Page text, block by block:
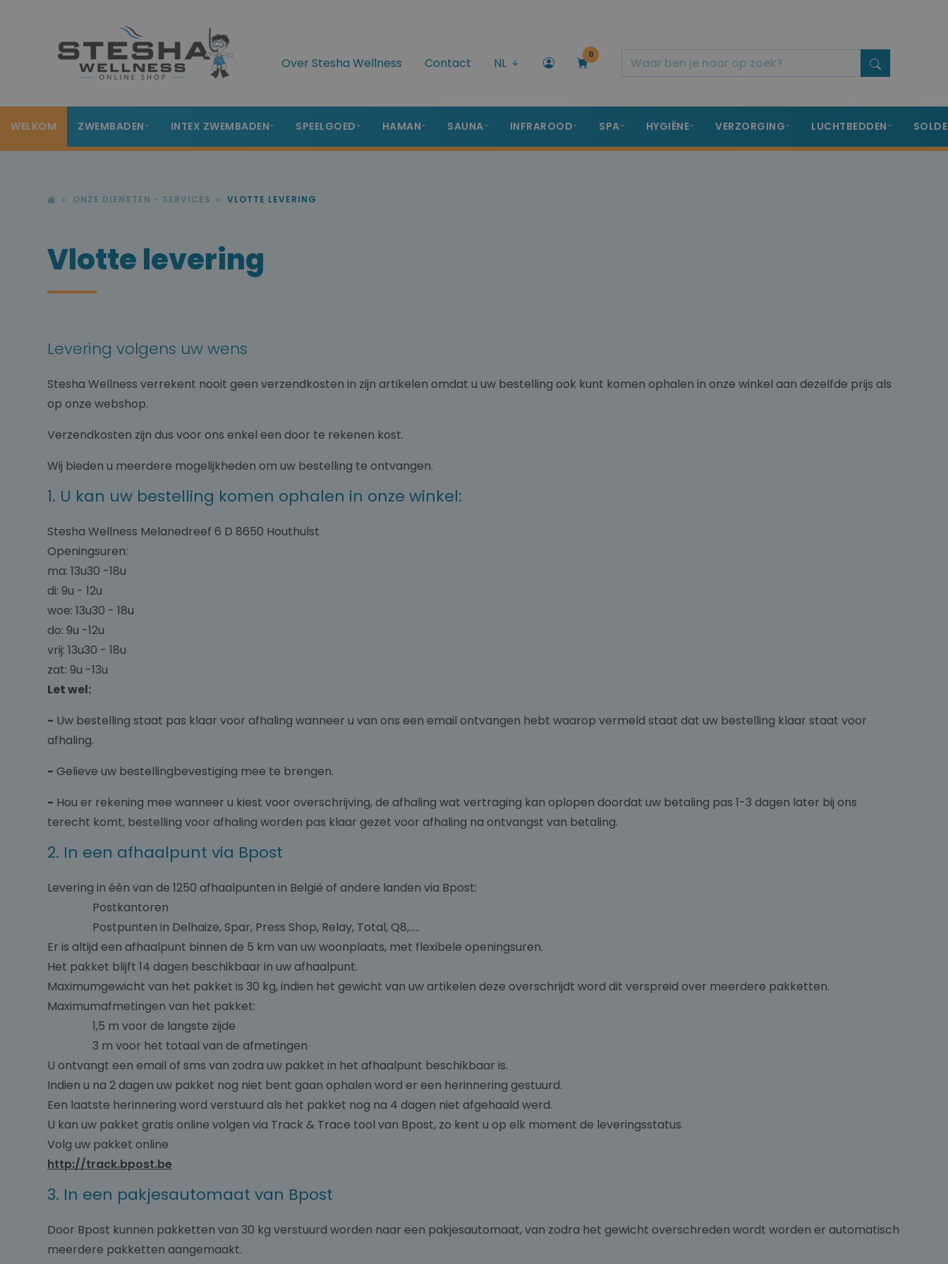
Over Stesha Wellness Contact NL
0
WELKOM ZWEMBADEN INTEX ZWEMBADEN SPEELGOED HAMAN SAUNA INFRAROOD SPA HYGIËNE VERZORGING LUCHTBEDDEN
ONZE DIENSTEN - SERVICES VLOTTE LEVERING
Vlotte levering
Levering volgens uw wens
Stesha Wellness verrekent nooit geen verzendkosten in zijn artikelen omdat u uw bestelling ook kunt komen ophalen in onze winkel aan dezelfde prijs als
op onze webshop.
Verzendkosten zijn dus voor ons enkel een door te rekenen kost.
Wij bieden u meerdere mogelijkheden om uw bestelling te ontvangen.
1. U kan uw bestelling komen ophalen in onze winkel:
Stesha Wellness Melanedreef 6 D 8650 Houthulst
Openingsuren:
ma: 13u30 -18u
di: 9u - 12u
woe: 13u30 - 18u
do: 9u -12u
vrij: 13u30 - 18u
zat: 9u -13u
Let wel:
- Uw bestelling staat pas klaar voor afhaling wanneer u van ons een email ontvangen hebt waarop vermeld staat dat uw bestelling klaar staat voor
afhaling.
- Gelieve uw bestellingbevestiging mee te brengen.
- Hou er rekening mee wanneer u kiest voor overschrijving, de afhaling wat vertraging kan oplopen doordat uw betaling pas 1-3 dagen later bij ons
terecht komt, bestelling voor afhaling worden pas klaar gezet voor afhaling na ontvangst van betaling.
2. In een afhaalpunt via Bpost
Levering in één van de 1250 afhaalpunten in België of andere landen via Bpost:
Postkantoren
Postpunten in Delhaize, Spar, Press Shop, Relay, Total, Q8,…..
Er is altijd een afhaalpunt binnen de 5 km van uw woonplaats, met flexibele openingsuren.
Het pakket blijft 14 dagen beschikbaar in uw afhaalpunt.
Maximumgewicht van het pakket is 30 kg, indien het gewicht van uw artikelen deze overschrijdt word dit verspreid over meerdere pakketten.
Maximumafmetingen van het pakket:
1,5 m voor de langste zijde
3 m voor het totaal van de afmetingen
U ontvangt een email of sms van zodra uw pakket in het afhaalpunt beschikbaar is.
Indien u na 2 dagen uw pakket nog niet bent gaan ophalen word er een herinnering gestuurd.
Een laatste herinnering word verstuurd als het pakket nog na 4 dagen niet afgehaald werd.
U kan uw pakket gratis online volgen via Track & Trace tool van Bpost, zo kent u op elk moment de leveringsstatus.
Volg uw pakket online
http://track.bpost.be
3. In een pakjesautomaat van Bpost
Door Bpost kunnen pakketten van 30 kg verstuurd worden naar een pakjesautomaat, van zodra het gewicht overschreden wordt worden er automatisch
meerdere pakketten aangemaakt.